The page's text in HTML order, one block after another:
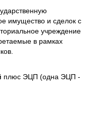
имущество и сделок с
учреждение
в рамках
плюс ЭЦП (одна ЭЦП -